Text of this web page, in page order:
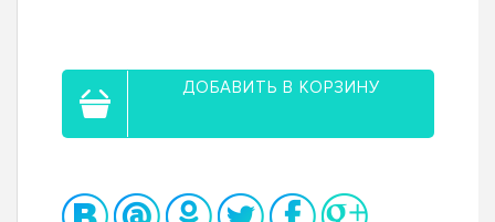
ДОБАВИТЬ В КОРЗИНУ